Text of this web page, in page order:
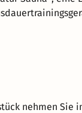
nehmen Sie